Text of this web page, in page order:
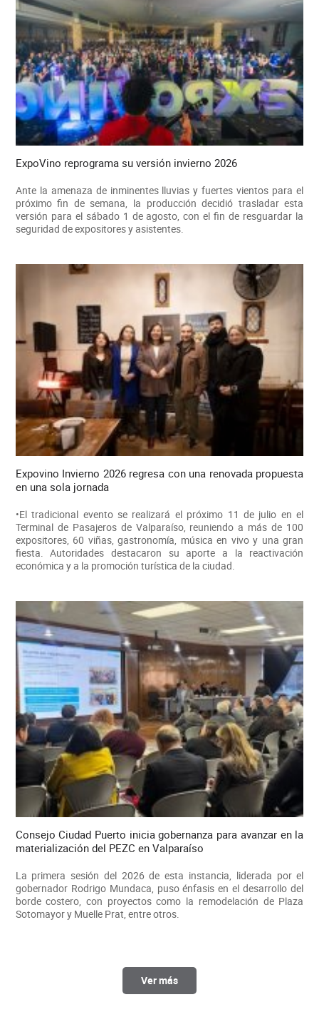
ExpoVino reprograma su versión invierno 2026
Ante la amenaza de inminentes lluvias y fuertes vientos para el
próximo fin de semana, la producción decidió trasladar esta
versión para el sábado 1 de agosto, con el fin de resguardar la
seguridad de expositores y asistentes.
Expovino Invierno 2026 regresa con una renovada propuesta
en una sola jornada
•El tradicional evento se realizará el próximo 11 de julio en el
Terminal de Pasajeros de Valparaíso, reuniendo a más de 100
expositores, 60 viñas, gastronomía, música en vivo y una gran
fiesta. Autoridades destacaron su aporte a la reactivación
económica y a la promoción turística de la ciudad.
Consejo Ciudad Puerto inicia gobernanza para avanzar en la
materialización del PEZC en Valparaíso
La primera sesión del 2026 de esta instancia, liderada por el
gobernador Rodrigo Mundaca, puso énfasis en el desarrollo del
borde costero, con proyectos como la remodelación de Plaza
Sotomayor y Muelle Prat, entre otros.
Ver más